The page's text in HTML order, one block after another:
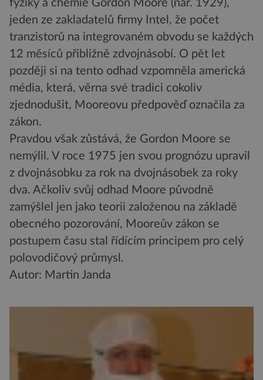
fyziky a chemie Gordon Moore (nar. 1929),
jeden ze zakladatelů firmy Intel, že počet
tranzistorů na integrovaném obvodu se každých
12 měsíců přibližně zdvojnásobí. O pět let
později si na tento odhad vzpomněla americká
média, která, věrna své tradici cokoliv
zjednodušit, Mooreovu předpověď označila za
zákon.
Pravdou však zůstává, že Gordon Moore se
nemýlil. V roce 1975 jen svou prognózu upravil
z dvojnásobku za rok na dvojnásobek za roky
dva. Ačkoliv svůj odhad Moore původně
zamýšlel jen jako teorii založenou na základě
obecného pozorování, Mooreův zákon se
postupem času stal řídícím principem pro celý
polovodičový průmysl.
Autor: Martin Janda